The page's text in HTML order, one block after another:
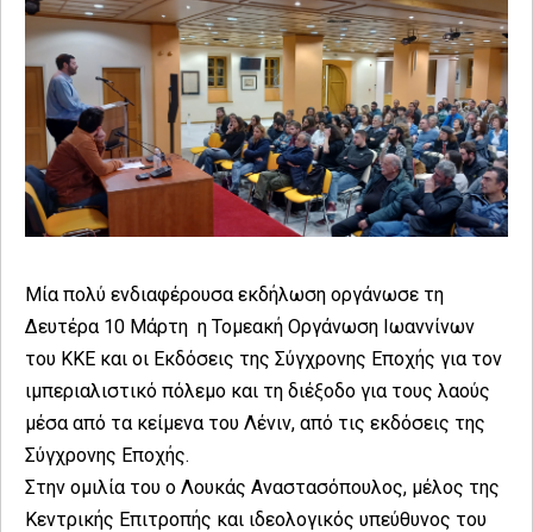
Μία πολύ ενδιαφέρουσα εκδήλωση οργάνωσε τη
Δευτέρα 10 Μάρτη η Τομεακή Οργάνωση Ιωαννίνων
του ΚΚΕ και οι Εκδόσεις της Σύγχρονης Εποχής για τον
ιμπεριαλιστικό πόλεμο και τη διέξοδο για τους λαούς
μέσα από τα κείμενα του Λένιν, από τις εκδόσεις της
Σύγχρονης Εποχής.
Στην ομιλία του ο Λουκάς Αναστασόπουλος, μέλος της
Κεντρικής Επιτροπής και ιδεολογικός υπεύθυνος του